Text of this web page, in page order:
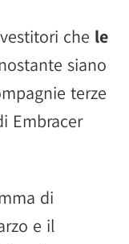
che le
siano
terze
Embracer
di
e il